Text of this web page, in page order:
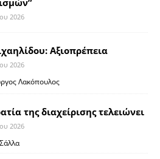
2026
Αξιοπρέπεια
2026
Λακόπουλος
της διαχείρισης τελειώνει
2026